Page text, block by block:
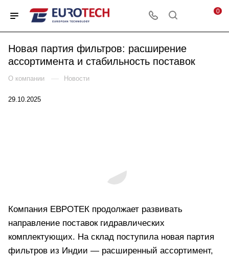
0
Новая партия фильтров: расширение
ассортимента и стабильность поставок
О компании — Новости
29.10.2025
Компания ЕВРОТЕК продолжает развивать
направление поставок гидравлических
комплектующих. На склад поступила новая партия
фильтров из Индии — расширенный ассортимент,